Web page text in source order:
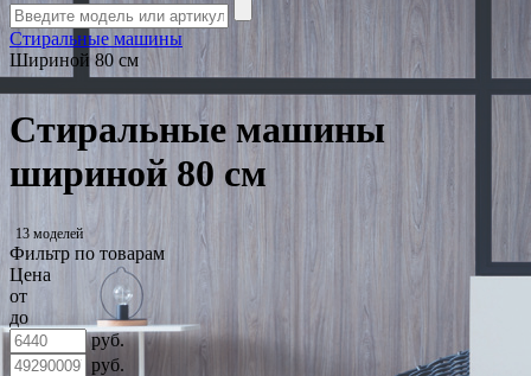
Стиральные машины
Шириной 80 см
Стиральные машины
шириной 80 см
13 моделей
Фильтр по товарам
Цена
от
до
руб.
руб.